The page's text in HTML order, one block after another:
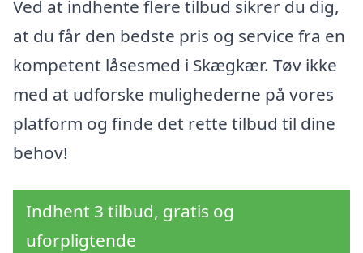
Ved at indhente flere tilbud sikrer du dig,
at du får den bedste pris og service fra en
kompetent låsesmed i Skægkær. Tøv ikke
med at udforske mulighederne på vores
platform og finde det rette tilbud til dine
behov!
Indhent 3 tilbud, gratis og
uforpligtende